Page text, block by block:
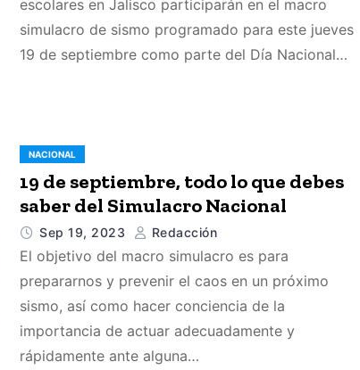
escolares en Jalisco participarán en el macro
simulacro de sismo programado para este jueves
19 de septiembre como parte del Día Nacional…
NACIONAL
19 de septiembre, todo lo que debes
saber del Simulacro Nacional
Sep 19, 2023 Redacción
El objetivo del macro simulacro es para
prepararnos y prevenir el caos en un próximo
sismo, así como hacer conciencia de la
importancia de actuar adecuadamente y
rápidamente ante alguna…